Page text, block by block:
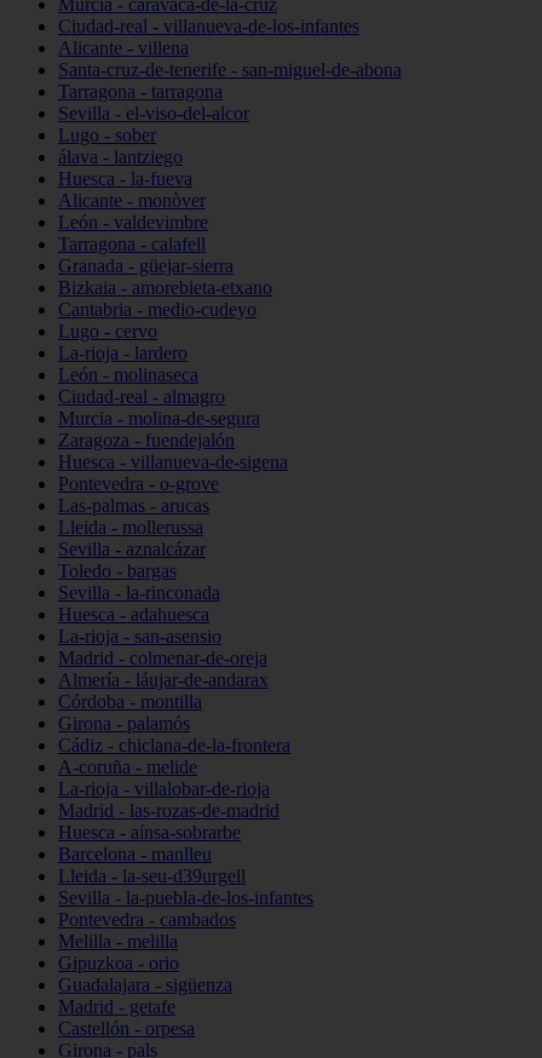
Murcia - caravaca-de-la-cruz
Ciudad-real - villanueva-de-los-infantes
Alicante - villena
Santa-cruz-de-tenerife - san-miguel-de-abona
Tarragona - tarragona
Sevilla - el-viso-del-alcor
Lugo - sober
álava - lantziego
Huesca - la-fueva
Alicante - monòver
León - valdevimbre
Tarragona - calafell
Granada - güejar-sierra
Bizkaia - amorebieta-etxano
Cantabria - medio-cudeyo
Lugo - cervo
La-rioja - lardero
León - molinaseca
Ciudad-real - almagro
Murcia - molina-de-segura
Zaragoza - fuendejalón
Huesca - villanueva-de-sigena
Pontevedra - o-grove
Las-palmas - arucas
Lleida - mollerussa
Sevilla - aznalcázar
Toledo - bargas
Sevilla - la-rinconada
Huesca - adahuesca
La-rioja - san-asensio
Madrid - colmenar-de-oreja
Almería - láujar-de-andarax
Córdoba - montilla
Girona - palamós
Cádiz - chiclana-de-la-frontera
A-coruña - melide
La-rioja - villalobar-de-rioja
Madrid - las-rozas-de-madrid
Huesca - aínsa-sobrarbe
Barcelona - manlleu
Lleida - la-seu-d39urgell
Sevilla - la-puebla-de-los-infantes
Pontevedra - cambados
Melilla - melilla
Gipuzkoa - orio
Guadalajara - sigüenza
Madrid - getafe
Castellón - orpesa
Girona - pals